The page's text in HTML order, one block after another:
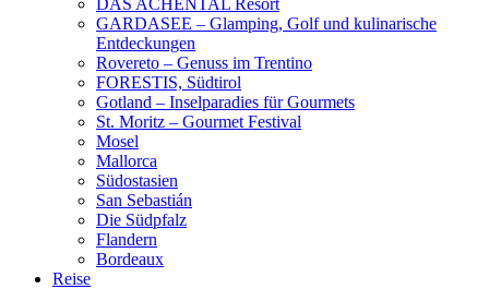
DAS ACHENTAL Resort
GARDASEE – Glamping, Golf und kulinarische
Entdeckungen
Rovereto – Genuss im Trentino
FORESTIS, Südtirol
Gotland – Inselparadies für Gourmets
St. Moritz – Gourmet Festival
Mosel
Mallorca
Südostasien
San Sebastián
Die Südpfalz
Flandern
Bordeaux
Reise